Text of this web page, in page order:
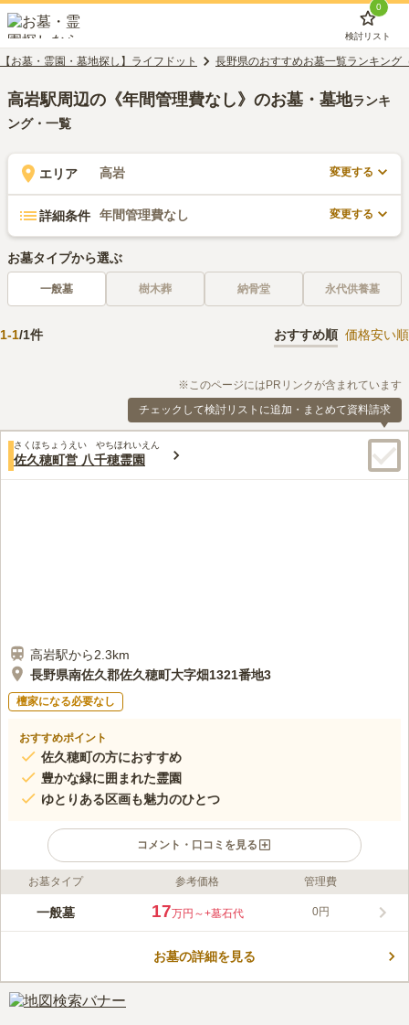
0
検討リスト
【お墓・霊園・墓地探し】ライフドット 長野県のおすすめお墓一覧ランキング
高岩駅周辺の《年間管理費なし》のお墓・墓地ランキ
ング・一覧
エリア 高岩 変更する
詳細条件 年間管理費なし 変更する
お墓タイプから選ぶ
一般墓 樹木葬 納骨堂 永代供養墓
1-1/1件 おすすめ順 価格安い順
※このページにはPRリンクが含まれています
チェックして検討リストに追加・まとめて資料請求
さくほちょうえい やちほれいえん
佐久穂町営 八千穂霊園
高岩駅から2.3km
長野県南佐久郡佐久穂町大字畑1321番地3
檀家になる必要なし
おすすめポイント
佐久穂町の方におすすめ
豊かな緑に囲まれた霊園
ゆとりある区画も魅力のひとつ
コメント・口コミを見る
ライフドット編集部のコメント
陽当たりが良好で緑豊かな場所にある霊園です。 風通しが良
多彩なお墓が建ち並んでおり、デザインに拘りたい方でも安心で
らかに眠ることができます。
口コミ評価
お墓タイプ 参考価格 管理費
一般墓 17万円～+墓石代 0円
お墓の詳細を見る